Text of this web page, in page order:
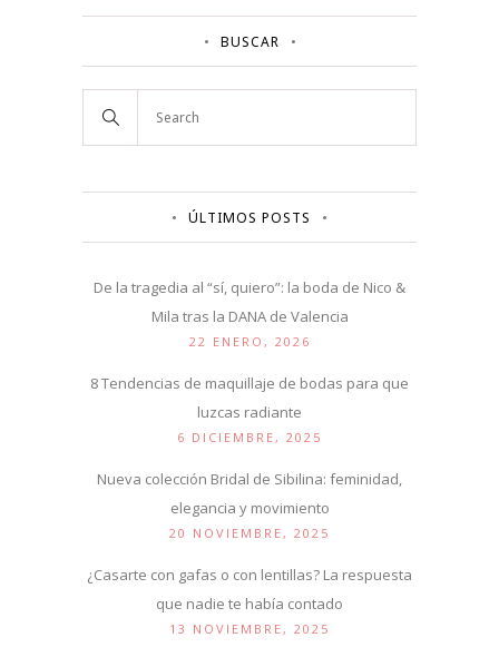
BUSCAR
ÚLTIMOS POSTS
De la tragedia al “sí, quiero”: la boda de Nico &
Mila tras la DANA de Valencia
22 ENERO, 2026
8 Tendencias de maquillaje de bodas para que
luzcas radiante
6 DICIEMBRE, 2025
Nueva colección Bridal de Sibilina: feminidad,
elegancia y movimiento
20 NOVIEMBRE, 2025
¿Casarte con gafas o con lentillas? La respuesta
que nadie te había contado
13 NOVIEMBRE, 2025